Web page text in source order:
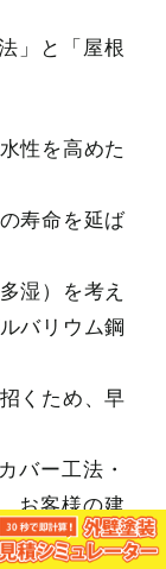
」と「屋根
性を高めた
寿命を延ば
湿）を考え
バリウム鋼
くため、早
バー工法・
お客様の建
ご提案いた